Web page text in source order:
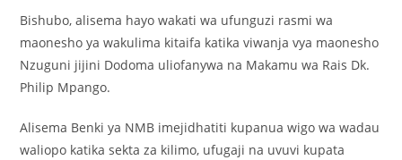
Bishubo, alisema hayo wakati wa ufunguzi rasmi wa
maonesho ya wakulima kitaifa katika viwanja vya maonesho
Nzuguni jijini Dodoma uliofanywa na Makamu wa Rais Dk.
Philip Mpango.
Alisema Benki ya NMB imejidhatiti kupanua wigo wa wadau
waliopo katika sekta za kilimo, ufugaji na uvuvi kupata